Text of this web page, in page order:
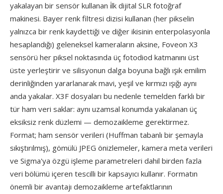
yakalayan bir sensör kullanan i̇lk dijital SLR fotoğraf
makinesi. Bayer renk filtresi dizisi kullanan (her pikselin
yalnızca bir renk kaydettiği ve diğer ikisinin enterpolasyonla
hesaplandığı) geleneksel kameraların aksine, Foveon X3
sensörü her piksel noktasında üç fotodiod katmanını üst
üste yerleştirir ve silisyonun dalga boyuna bağlı ışık emilim
derinliğinden yararlanarak mavi, yeşil ve kırmızı ışığı aynı
anda yakalar. X3F dosyaları bu nedenle temelden farklı bir
tür ham veri saklar: aynı uzamsal konumda yakalanan üç
eksiksiz renk düzlemi — demozaikleme gerektirmez.
Format; ham sensör verileri (Huffman tabanlı bir şemayla
sıkıştırılmış), gömülü JPEG önizlemeler, kamera meta verileri
ve Sigma'ya özgü işleme parametreleri dahil birden fazla
veri bölümü içeren tescilli bir kapsayıcı kullanır. Formatın
önemli bir avantajı demozaikleme artefaktlarının